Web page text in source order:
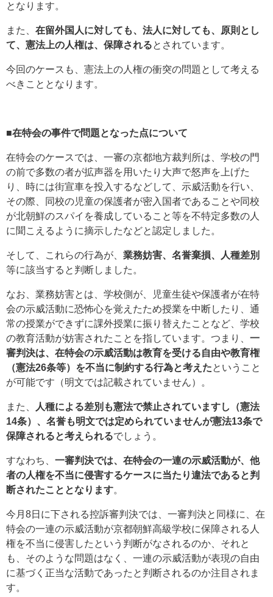
となります。
また、 在留外国人に対しても、法人に対しても、原則とし
て、憲法上の人権は、保障されるとされています。
今回のケースも、憲法上の人権の衝突の問題として考える
べきこととなります。
■在特会の事件で問題となった点について
在特会のケースでは、一審の京都地方裁判所は、学校の門
の前で多数の者が拡声器を用いたり大声で怒声を上げた
り、時には街宣車を投入するなどして、示威活動を行い、
その際、同校の児童の保護者が密入国者であることや同校
が北朝鮮のスパイを養成していること等を不特定多数の人
に聞こえるように摘示したなどと認定しました。
そして、これらの行為が、 業務妨害、名誉棄損、人種差別
等に該当すると判断しました。
なお、業務妨害とは、学校側が、児童生徒や保護者が在特
会の示威活動に恐怖心を覚えたため授業を中断したり、通
常の授業ができずに課外授業に振り替えたことなど、学校
の教育活動が妨害されたことを指しています。つまり、 一
審判決は、在特会の示威活動は教育を受ける自由や教育権
（憲法26条等）を不当に制約する行為と考えたということ
が可能です（明文では記載されていません）。
また、
人種による差別も憲法で禁止されていますし（憲法
14条）、名誉も明文では定められていませんが憲法13条で
保障されると考えられるでしょう。
すなわち、 一審判決では、在特会の一連の示威活動が、他
者の人権を不当に侵害するケースに当たり違法であると判
断されたこととなります。
今月8日に下される控訴審判決では、一審判決と同様に、在
特会の一連の示威活動が京都朝鮮高級学校に保障される人
権を不当に侵害したという判断がなされるのか、それと
も、そのような問題はなく、一連の示威活動が表現の自由
に基づく正当な活動であったと判断されるのか注目されま
す。